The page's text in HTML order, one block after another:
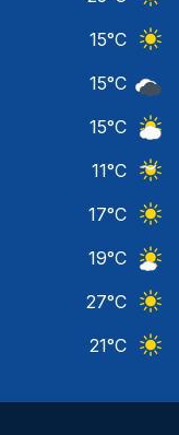
15°C
15°C
15°C
11°C
17°C
19°C
27°C
21°C